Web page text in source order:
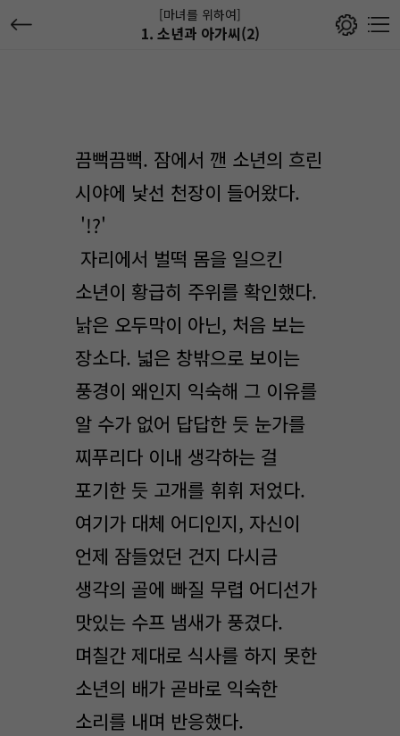
[마녀를 위하여]
1. 소년과 아가씨(2)
끔뻑끔뻑. 잠에서 깬 소년의 흐린
시야에 낯선 천장이 들어왔다.
'!?'
자리에서 벌떡 몸을 일으킨
소년이 황급히 주위를 확인했다.
낡은 오두막이 아닌, 처음 보는
장소다. 넓은 창밖으로 보이는
풍경이 왜인지 익숙해 그 이유를
알 수가 없어 답답한 듯 눈가를
찌푸리다 이내 생각하는 걸
포기한 듯 고개를 휘휘 저었다.
여기가 대체 어디인지, 자신이
언제 잠들었던 건지 다시금
생각의 골에 빠질 무렵 어디선가
맛있는 수프 냄새가 풍겼다.
며칠간 제대로 식사를 하지 못한
소년의 배가 곧바로 익숙한
소리를 내며 반응했다.